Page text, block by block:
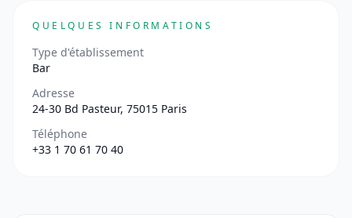
QUELQUES INFORMATIONS
Type d'établissement
Bar
Adresse
24-30 Bd Pasteur, 75015 Paris
Téléphone
+33 1 70 61 70 40